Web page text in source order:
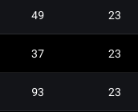
49 23
37 23
93 23